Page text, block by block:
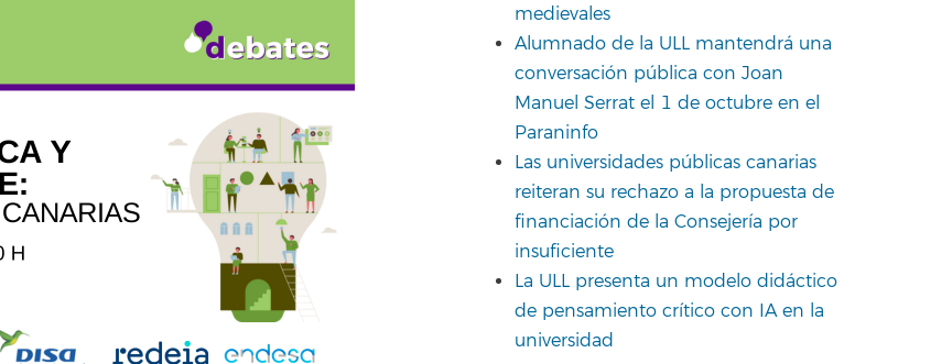
medievales
Alumnado de la ULL mantendrá una
conversación pública con Joan
Manuel Serrat el 1 de octubre en el
Paraninfo
Las universidades públicas canarias
reiteran su rechazo a la propuesta de
financiación de la Consejería por
insuficiente
La ULL presenta un modelo didáctico
de pensamiento crítico con IA en la
universidad